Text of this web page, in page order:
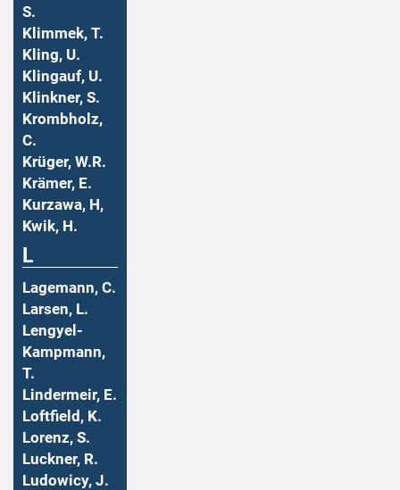
S.
Klimmek, T.
Kling, U.
Klingauf, U.
Klinkner, S.
Krombholz,
C.
Krüger, W.R.
Krämer, E.
Kurzawa, H,
Kwik, H.
L
Lagemann, C.
Larsen, L.
Lengyel-
Kampmann,
T.
Lindermeir, E.
Loftfield, K.
Lorenz, S.
Luckner, R.
Ludowicy, J.